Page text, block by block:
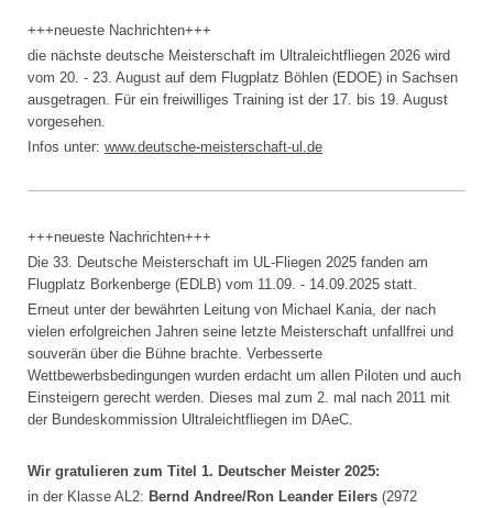
+++neueste Nachrichten+++
die nächste deutsche Meisterschaft im Ultraleichtfliegen 2026 wird
vom 20. - 23. August auf dem Flugplatz Böhlen (EDOE) in Sachsen
ausgetragen. Für ein freiwilliges Training ist der 17. bis 19. August
vorgesehen.
Infos unter: www.deutsche-meisterschaft-ul.de
+++neueste Nachrichten+++
Die 33. Deutsche Meisterschaft im UL-Fliegen 2025 fanden am
Flugplatz Borkenberge (EDLB) vom 11.09. - 14.09.2025 statt.
Erneut unter der bewährten Leitung von Michael Kania, der nach
vielen erfolgreichen Jahren seine letzte Meisterschaft unfallfrei und
souverän über die Bühne brachte. Verbesserte
Wettbewerbsbedingungen wurden erdacht um allen Piloten und auch
Einsteigern gerecht werden. Dieses mal zum 2. mal nach 2011 mit
der Bundeskommission Ultraleichtfliegen im DAeC.
Wir gratulieren zum Titel 1. Deutscher Meister 2025:
in der Klasse AL2: Bernd Andree/Ron Leander Eilers (2972